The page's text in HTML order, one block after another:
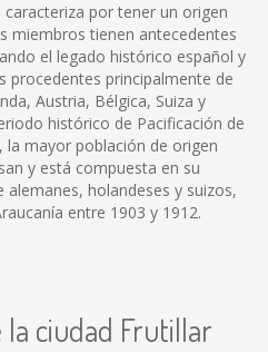
por tener un origen
miembros tienen antecedentes
el legado histórico español y
procedentes principalmente de
Austria, Bélgica, Suiza y
histórico de Pacificación de
la mayor población de origen
y está compuesta en su
holandeses y suizos,
entre 1903 y 1912.
ciudad Frutillar